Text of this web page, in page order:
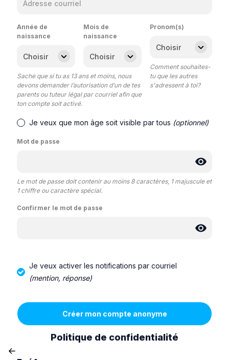
Année de
naissance
Mois de
naissance
Sache que si tu as 13 ans et moins, nous
devons demander l’autorisation d’un de tes
parents ou tuteur légal par courriel afin que
ton compte soit activé.
Pronom(s)
Comment souhaites-
tu que les autres
s'adressent à toi?
Je veux que mon âge soit visible par tous (optionnel)
Mot de passe
Le mot de passe doit contenir au moins 8 caractères, 1 majuscule et
1 chiffre ou caractère spécial.
Confirmer le mot de passe
Je veux activer les notifications par courriel
(mention, réponse)
Politique de confidentialité